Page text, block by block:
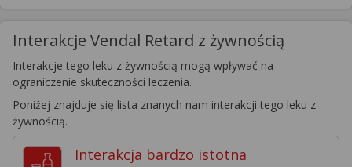
Interakcje Vendal Retard z żywnością
Interakcje tego leku z żywnością mogą wpływać na
ograniczenie skuteczności leczenia.
Poniżej znajduje się lista znanych nam interakcji tego leku z
żywnością.
Interakcja bardzo istotna